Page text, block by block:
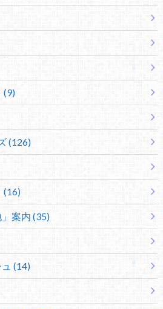
(9)
(126)
(16)
案内 (35)
(14)